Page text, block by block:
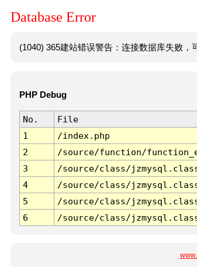
Database Error
(1040) 365建站错误警告：连接数据库失败，
PHP Debug
No. File
1
/index.php
2
/source/function/
3
/source/class/
4
/source/class/
5
/source/class/
6
/source/class/